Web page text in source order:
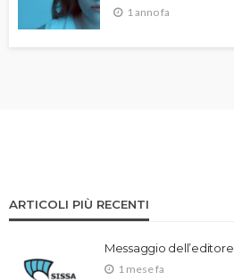
1 anno fa
ARTICOLI PIÙ RECENTI
Messaggio dell’editore
1 mese fa